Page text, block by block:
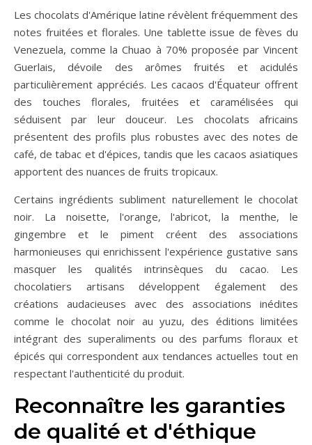
Les chocolats d'Amérique latine révèlent fréquemment des
notes fruitées et florales. Une tablette issue de fèves du
Venezuela, comme la Chuao à 70% proposée par Vincent
Guerlais, dévoile des arômes fruités et acidulés
particulièrement appréciés. Les cacaos d'Équateur offrent
des touches florales, fruitées et caramélisées qui
séduisent par leur douceur. Les chocolats africains
présentent des profils plus robustes avec des notes de
café, de tabac et d'épices, tandis que les cacaos asiatiques
apportent des nuances de fruits tropicaux.
Certains ingrédients subliment naturellement le chocolat
noir. La noisette, l'orange, l'abricot, la menthe, le
gingembre et le piment créent des associations
harmonieuses qui enrichissent l'expérience gustative sans
masquer les qualités intrinsèques du cacao. Les
chocolatiers artisans développent également des
créations audacieuses avec des associations inédites
comme le chocolat noir au yuzu, des éditions limitées
intégrant des superaliments ou des parfums floraux et
épicés qui correspondent aux tendances actuelles tout en
respectant l'authenticité du produit.
Reconnaître les garanties
de qualité et d'éthique